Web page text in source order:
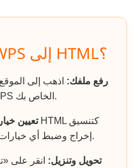
كيف يتم تحويل WPS إلى HTML؟
رفع ملفك: اذهب إلى
ملف» واختر ملف WPS الخاص بك.
تعيين
إخراج وضبط أي خيارات إضافية إذا لزم الأمر.
تحويل وتنزيل: انقر على